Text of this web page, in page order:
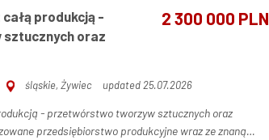
2 300 000 PLN
produkcją -
oraz
śląskie, Żywiec updated 25.07.2026
- przetwórstwo tworzyw sztucznych oraz